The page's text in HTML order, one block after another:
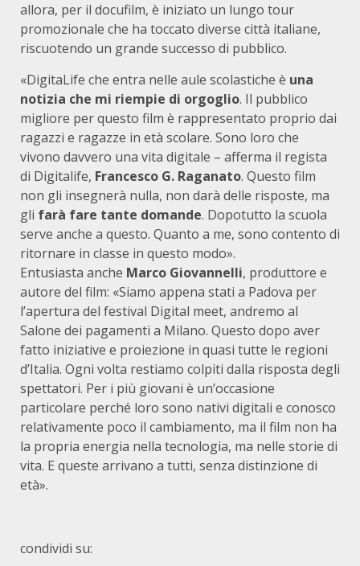
allora, per il docufilm, è iniziato un lungo tour
promozionale che ha toccato diverse città italiane,
riscuotendo un grande successo di pubblico.
«DigitaLife che entra nelle aule scolastiche è una
notizia che mi riempie di orgoglio. Il pubblico
migliore per questo film è rappresentato proprio dai
ragazzi e ragazze in età scolare. Sono loro che
vivono davvero una vita digitale – afferma il regista
di Digitalife, Francesco G. Raganato. Questo film
non gli insegnerà nulla, non darà delle risposte, ma
gli farà fare tante domande. Dopotutto la scuola
serve anche a questo. Quanto a me, sono contento di
ritornare in classe in questo modo».
Entusiasta anche Marco Giovannelli, produttore e
autore del film: «Siamo appena stati a Padova per
l’apertura del festival Digital meet, andremo al
Salone dei pagamenti a Milano. Questo dopo aver
fatto iniziative e proiezione in quasi tutte le regioni
d’Italia. Ogni volta restiamo colpiti dalla risposta degli
spettatori. Per i più giovani è un’occasione
particolare perché loro sono nativi digitali e conosco
relativamente poco il cambiamento, ma il film non ha
la propria energia nella tecnologia, ma nelle storie di
vita. E queste arrivano a tutti, senza distinzione di
età».
condividi su: